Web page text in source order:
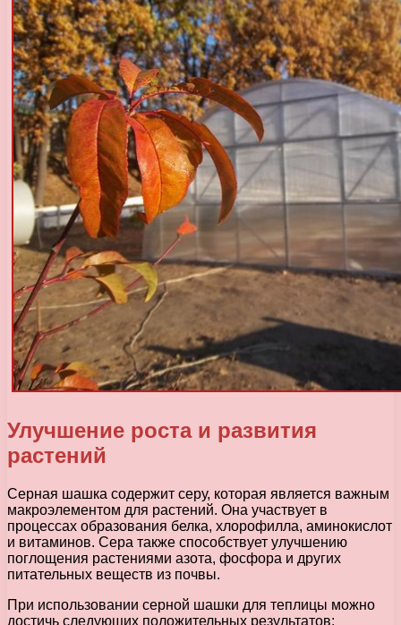
Улучшение роста и развития
растений
Серная шашка содержит серу, которая является важным
макроэлементом для растений. Она участвует в
процессах образования белка, хлорофилла, аминокислот
и витаминов. Сера также способствует улучшению
поглощения растениями азота, фосфора и других
питательных веществ из почвы.
При использовании серной шашки для теплицы можно
достичь следующих положительных результатов: